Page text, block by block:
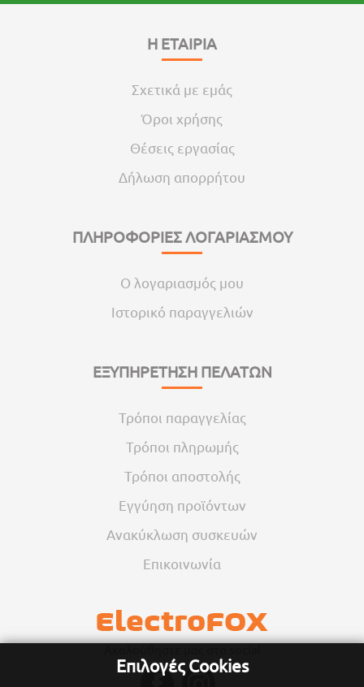
Η ΕΤΑΙΡΙΑ
Σχετικά με εμάς
Όροι χρήσης
Θέσεις εργασίας
Δήλωση απορρήτου
ΠΛΗΡΟΦΟΡΙΕΣ ΛΟΓΑΡΙΑΣΜΟΥ
Ο λογαριασμός μου
Ιστορικό παραγγελιών
ΕΞΥΠΗΡΕΤΗΣΗ ΠΕΛΑΤΩΝ
Τρόποι παραγγελίας
Τρόποι πληρωμής
Τρόποι αποστολής
Εγγύηση προϊόντων
Ανακύκλωση συσκευών
Επικοινωνία
Επιλογές Cookies